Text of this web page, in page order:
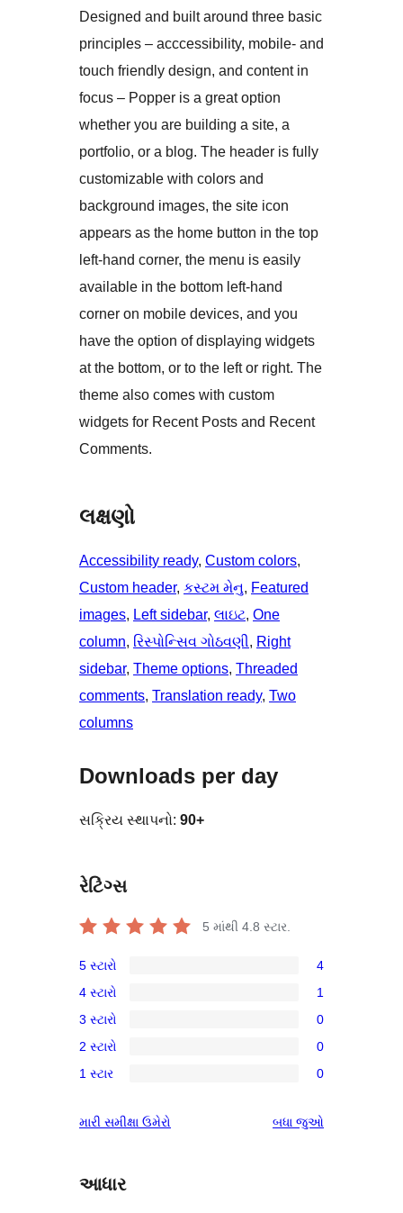
Designed and built around three basic
principles – acccessibility, mobile- and
touch friendly design, and content in
focus – Popper is a great option
whether you are building a site, a
portfolio, or a blog. The header is fully
customizable with colors and
background images, the site icon
appears as the home button in the top
left-hand corner, the menu is easily
available in the bottom left-hand
corner on mobile devices, and you
have the option of displaying widgets
at the bottom, or to the left or right. The
theme also comes with custom
widgets for Recent Posts and Recent
Comments.
લક્ષણો
Accessibility ready, Custom colors
Custom header, કસ્ટમ મેનુ, Featured
images, Left sidebar, લાઇટ, One
column, રિસ્પોન્સિવ ગોઠવણી, Right
sidebar, Theme options, Threaded
comments, Translation ready, Two
columns
Downloads per day
સક્રિય સ્થાપનો: 90+
રેટિંગ્સ
5 માંથી 4.8 સ્ટાર.
5-
સ્ટાર
સમીક્ષાઓ
5 સ્ટારો 4
4-
સ્ટાર
સમીક્ષા
4 સ્ટારો 1
3-
સ્ટાર
3 સ્ટારો 0
2-
સમીક્ષાઓ
2 સ્ટારો 0
સ્ટાર
1 સ્ટાર 0
મારી સમીક્ષા ઉમેરો બધા સમીક્ષાઓ
જુઓ
આધાર